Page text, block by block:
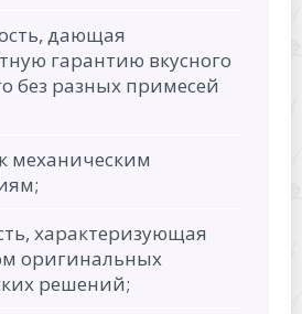
дающая
гарантию вкусного
без разных примесей
механическим
характеризующая
оригинальных
решений;